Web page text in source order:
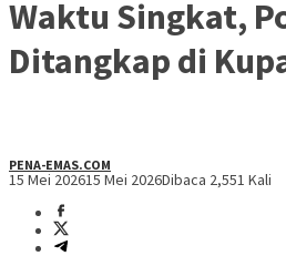
Waktu Singkat,
Ditangkap di
PENA-EMAS.COM
15 Mei 202615 Mei 2026Dibaca 2,551 Kali